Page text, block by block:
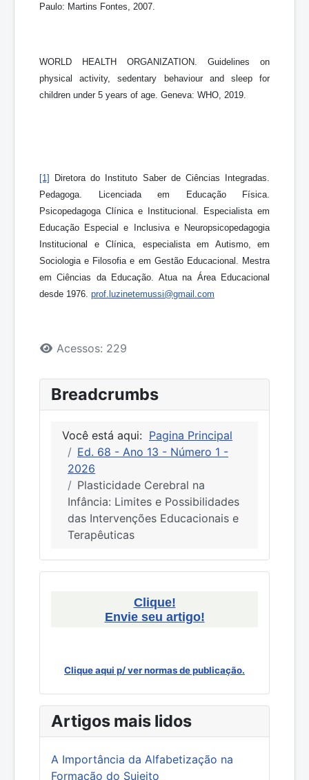
Paulo: Martins Fontes, 2007.
WORLD HEALTH ORGANIZATION. Guidelines on
physical activity, sedentary behaviour and sleep for
children under 5 years of age. Geneva: WHO, 2019.
[1] Diretora do Instituto Saber de Ciências Integradas.
Pedagoga. Licenciada em Educação Física.
Psicopedagoga Clínica e Institucional. Especialista em
Educação Especial e Inclusiva e Neuropsicopedagogia
Institucional e Clínica, especialista em Autismo, em
Sociologia e Filosofia e em Gestão Educacional. Mestra
em Ciências da Educação. Atua na Área Educacional
desde 1976. prof.luzinetemussi@gmail.com
Detalhes
Acessos: 229
Breadcrumbs
Você está aqui: Pagina Principal
Ed. 68 - Ano 13 - Número 1 -
2026
Plasticidade Cerebral na
Infância: Limites e Possibilidades
das Intervenções Educacionais e
Terapêuticas
Clique!
Envie seu artigo!
Clique aqui p/ ver normas de publicação.
Artigos mais lidos
A Importância da Alfabetização na
Formação do Sujeito